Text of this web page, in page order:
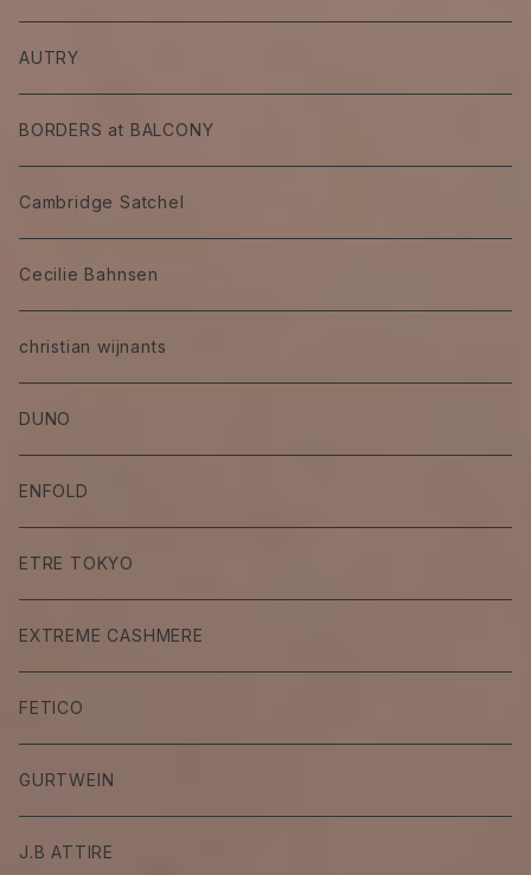
AUTRY
BORDERS at BALCONY
Cambridge Satchel
Cecilie Bahnsen
christian wijnants
DUNO
ENFOLD
ETRE TOKYO
EXTREME CASHMERE
FETICO
GURTWEIN
J.B ATTIRE